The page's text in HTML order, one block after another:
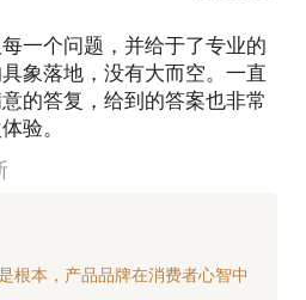
一个问题，并给于了专业的
象落地，没有大而空。一直
的答复，给到的答案也非常
验。
根本，产品品牌在消费者心智中